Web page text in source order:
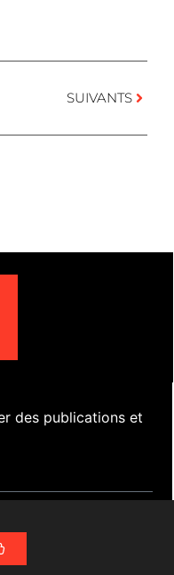
SUIVANTS
des publications et